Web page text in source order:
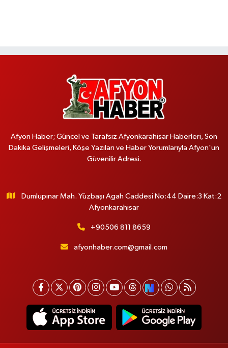
Afyon Haber; Güncel ve Tarafsız Afyonkarahisar Haberleri, Son
Dakika Gelişmeleri, Köşe Yazıları ve Haber Yorumlarıyla Afyon'un
Güvenilir Adresi.
Dumlupınar Mah. Yüzbaşı Agah Caddesi No:44 Daire:3 Kat:2
Afyonkarahisar
+90506 811 8659
afyonhaber.com@gmail.com